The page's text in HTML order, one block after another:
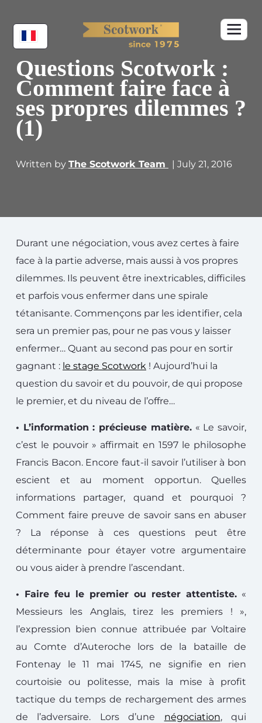
Questions Scotwork :
Comment faire face à
ses propres dilemmes ?
(1)
Written by The Scotwork Team | July 21, 2016
Durant une négociation, vous avez certes à faire
face à la partie adverse, mais aussi à vos propres
dilemmes. Ils peuvent être inextricables, difficiles
et parfois vous enfermer dans une spirale
tétanisante. Commençons par les identifier, cela
sera un premier pas, pour ne pas vous y laisser
enfermer… Quant au second pas pour en sortir
gagnant : le stage Scotwork ! Aujourd’hui la
question du savoir et du pouvoir, de qui propose
le premier, et du niveau de l’offre…
• L’information : précieuse matière. « Le savoir,
c’est le pouvoir » affirmait en 1597 le philosophe
Francis Bacon. Encore faut-il savoir l’utiliser à bon
escient et au moment opportun. Quelles
informations partager, quand et pourquoi ?
Comment faire preuve de savoir sans en abuser
? La réponse à ces questions peut être
déterminante pour étayer votre argumentaire
ou vous aider à prendre l’ascendant.
• Faire feu le premier ou rester attentiste. «
Messieurs les Anglais, tirez les premiers ! »,
l’expression bien connue attribuée par Voltaire
au Comte d’Auteroche lors de la bataille de
Fontenay le 11 mai 1745, ne signifie en rien
courtoisie ou politesse, mais la mise à profit
tactique du temps de rechargement des armes
de l’adversaire. Lors d’une
négociation, qui